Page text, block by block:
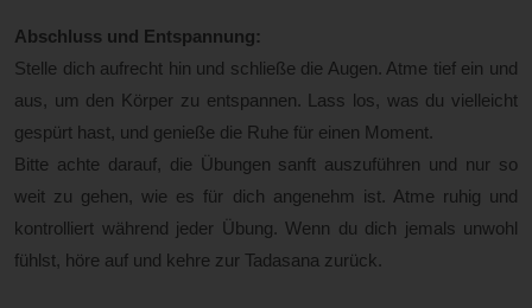
Abschluss und Entspannung:
Stelle dich aufrecht hin und schließe die Augen. Atme tief ein und
aus, um den Körper zu entspannen. Lass los, was du vielleicht
gespürt hast, und genieße die Ruhe für einen Moment.
Bitte achte darauf, die Übungen sanft auszuführen und nur so
weit zu gehen, wie es für dich angenehm ist. Atme ruhig und
kontrolliert während jeder Übung. Wenn du dich jemals unwohl
fühlst, höre auf und kehre zur Tadasana zurück.